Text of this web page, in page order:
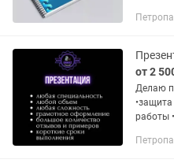
любой
от 2
Делаю
работы